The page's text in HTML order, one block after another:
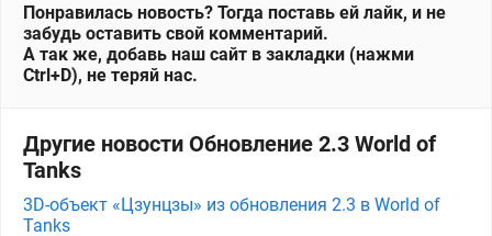
Понравилась новость? Тогда поставь ей лайк, и не
забудь оставить свой комментарий.
А так же, добавь наш сайт в закладки (нажми
Ctrl+D), не теряй нас.
Другие новости Обновление 2.3 World of
Tanks
3D-объект «Цзунцзы» из обновления 2.3 в World of
Tanks